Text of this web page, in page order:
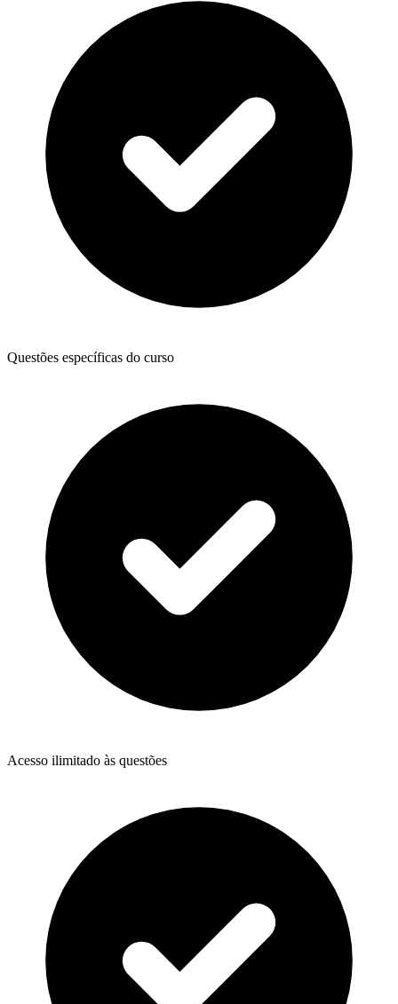
Questões específicas do curso
Acesso ilimitado às questões